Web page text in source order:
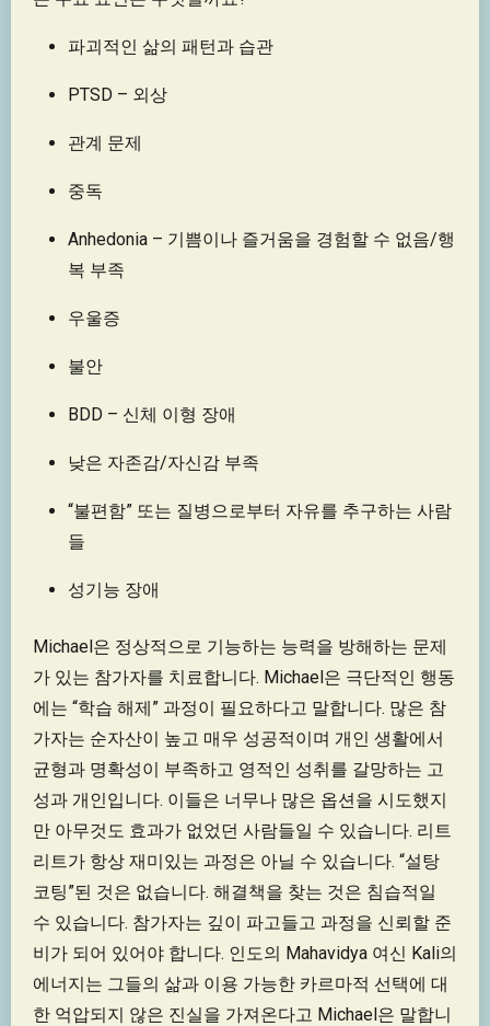
파괴적인 삶의 패턴과 습관
PTSD – 외상
관계 문제
중독
Anhedonia – 기쁨이나 즐거움을 경험할 수 없음/행
복 부족
우울증
불안
BDD – 신체 이형 장애
낮은 자존감/자신감 부족
“불편함” 또는 질병으로부터 자유를 추구하는 사람
들
성기능 장애
Michael은 정상적으로 기능하는 능력을 방해하는 문제
가 있는 참가자를 치료합니다. Michael은 극단적인 행동
에는 “학습 해제” 과정이 필요하다고 말합니다. 많은 참
가자는 순자산이 높고 매우 성공적이며 개인 생활에서
균형과 명확성이 부족하고 영적인 성취를 갈망하는 고
성과 개인입니다. 이들은 너무나 많은 옵션을 시도했지
만 아무것도 효과가 없었던 사람들일 수 있습니다. 리트
리트가 항상 재미있는 과정은 아닐 수 있습니다. “설탕
코팅”된 것은 없습니다. 해결책을 찾는 것은 침습적일
수 있습니다. 참가자는 깊이 파고들고 과정을 신뢰할 준
비가 되어 있어야 합니다. 인도의 Mahavidya 여신 Kali의
에너지는 그들의 삶과 이용 가능한 카르마적 선택에 대
한 억압되지 않은 진실을 가져온다고 Michael은 말합니